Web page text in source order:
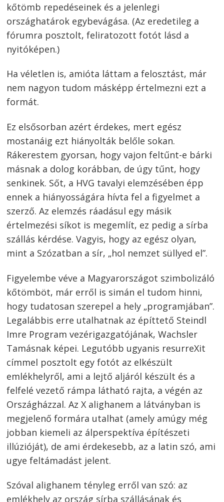
kőtömb repedéseinek és a jelenlegi
országhatárok egybevágása. (Az eredetileg a
fórumra posztolt, feliratozott fotót lásd a
nyitóképen.)
Ha véletlen is, amióta láttam a felosztást, már
nem nagyon tudom másképp értelmezni ezt a
formát.
Ez elsősorban azért érdekes, mert egész
mostanáig ezt hiányolták belőle sokan.
Rákerestem gyorsan, hogy vajon feltűnt-e bárki
másnak a dolog korábban, de úgy tűnt, hogy
senkinek. Sőt, a HVG tavalyi elemzésében épp
ennek a hiányosságára hívta fel a figyelmet a
szerző. Az elemzés ráadásul egy másik
értelmezési síkot is megemlít, ez pedig a sírba
szállás kérdése. Vagyis, hogy az egész olyan,
mint a Szózatban a sír, „hol nemzet süllyed el”.
Figyelembe véve a Magyarországot szimbolizáló
kőtömböt, már erről is simán el tudom hinni,
hogy tudatosan szerepel a hely „programjában”.
Legalábbis erre utalhatnak az építtető Steindl
Imre Program vezérigazgatójának, Wachsler
Tamásnak képei. Legutóbb ugyanis resurreXit
címmel posztolt egy fotót az elkészült
emlékhelyről, ami a lejtő aljáról készült és a
felfelé vezető rámpa látható rajta, a végén az
Országházzal. Az X alighanem a látványban is
megjelenő formára utalhat (amely amúgy még
jobban kiemeli az álperspektíva építészeti
illúzióját), de ami érdekesebb, az a latin szó, ami
ugye feltámadást jelent.
Szóval alighanem tényleg erről van szó: az
emlékhely az ország sírba szállásának és
Bejegyzés
navigáció